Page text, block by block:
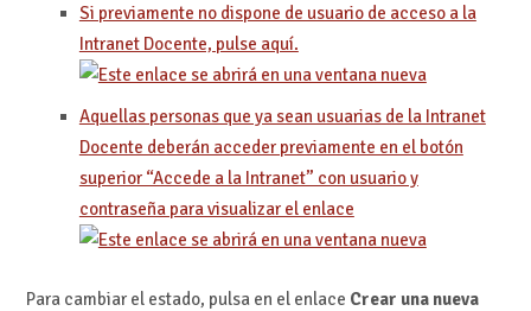
Si previamente no dispone de usuario de acceso a la
Intranet Docente, pulse aquí.
Aquellas personas que ya sean usuarias de la Intranet
Docente deberán acceder previamente en el botón
superior “Accede a la Intranet” con usuario y
contraseña para visualizar el enlace
Para cambiar el estado, pulsa en el enlace Crear una nueva